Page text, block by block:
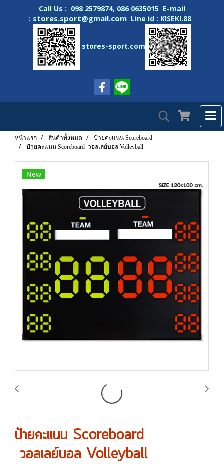
Call Us : 098 2579874, 086 0635015 E-mail
: stores.sport@gmail.com Line id : KISEKI.88
stores-sport.com
หน้าแรก สินค้าทั้งหมด
ป้ายคะแนน Scoreboard
ป้ายคะแนน Scoreboard วอลเลย์บอล Volleyball
New
ป้ายคะแนน Scoreboard
วอลเลย์บอล Volleyball